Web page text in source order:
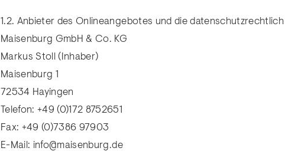
1.2. Anbieter des Onlineangebotes und die
Maisenburg GmbH & Co. KG
Markus Stoll (Inhaber)
Maisenburg 1
72534 Hayingen
Telefon: +49 (0)172 8752651
Fax: +49 (0)7386 97903
E-Mail: info@maisenburg.de